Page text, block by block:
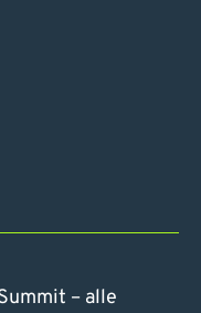
– alle